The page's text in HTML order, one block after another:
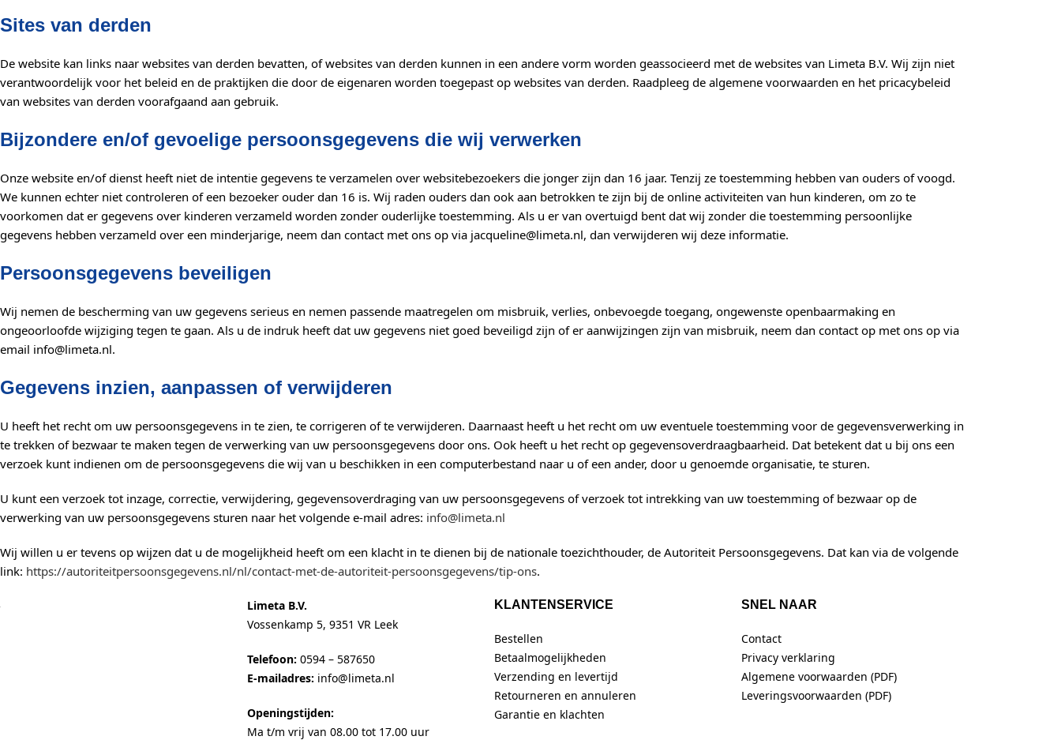
Sites van derden
De website kan links naar websites van derden bevatten, of websites van derden kunnen in een andere vorm worden geassocieerd met de websites van Limeta B.V. Wij zijn niet
verantwoordelijk voor het beleid en de praktijken die door de eigenaren worden toegepast op websites van derden. Raadpleeg de algemene voorwaarden en het pricacybeleid
van websites van derden voorafgaand aan gebruik.
Bijzondere en/of gevoelige persoonsgegevens die wij verwerken
Onze website en/of dienst heeft niet de intentie gegevens te verzamelen over websitebezoekers die jonger zijn dan 16 jaar. Tenzij ze toestemming hebben van ouders of voogd.
We kunnen echter niet controleren of een bezoeker ouder dan 16 is. Wij raden ouders dan ook aan betrokken te zijn bij de online activiteiten van hun kinderen, om zo te
voorkomen dat er gegevens over kinderen verzameld worden zonder ouderlijke toestemming. Als u er van overtuigd bent dat wij zonder die toestemming persoonlijke
gegevens hebben verzameld over een minderjarige, neem dan contact met ons op via jacqueline@limeta.nl, dan verwijderen wij deze informatie.
Persoonsgegevens beveiligen
Wij nemen de bescherming van uw gegevens serieus en nemen passende maatregelen om misbruik, verlies, onbevoegde toegang, ongewenste openbaarmaking en
ongeoorloofde wijziging tegen te gaan. Als u de indruk heeft dat uw gegevens niet goed beveiligd zijn of er aanwijzingen zijn van misbruik, neem dan contact op met ons op via
email info@limeta.nl.
Gegevens inzien, aanpassen of verwijderen
U heeft het recht om uw persoonsgegevens in te zien, te corrigeren of te verwijderen. Daarnaast heeft u het recht om uw eventuele toestemming voor de gegevensverwerking in
te trekken of bezwaar te maken tegen de verwerking van uw persoonsgegevens door ons. Ook heeft u het recht op gegevensoverdraagbaarheid. Dat betekent dat u bij ons een
verzoek kunt indienen om de persoonsgegevens die wij van u beschikken in een computerbestand naar u of een ander, door u genoemde organisatie, te sturen.
U kunt een verzoek tot inzage, correctie, verwijdering, gegevensoverdraging van uw persoonsgegevens of verzoek tot intrekking van uw toestemming of bezwaar op de
verwerking van uw persoonsgegevens sturen naar het volgende e-mail adres: info@limeta.nl
Wij willen u er tevens op wijzen dat u de mogelijkheid heeft om een klacht in te dienen bij de nationale toezichthouder, de Autoriteit Persoonsgegevens. Dat kan via de volgende
link: https://autoriteitpersoonsgegevens.nl/nl/contact-met-de-autoriteit-persoonsgegevens/tip-ons.
Limeta B.V.
Vossenkamp 5, 9351 VR Leek
Telefoon: 0594 – 587650
E-mailadres: info@limeta.nl
Openingstijden:
Ma t/m vrij van 08.00 tot 17.00 uur
KLANTENSERVICE
Bestellen
Betaalmogelijkheden
Verzending en levertijd
Retourneren en annuleren
Garantie en klachten
SNEL NAAR
Contact
Privacy verklaring
Algemene voorwaarden (PDF)
Leveringsvoorwaarden (PDF)